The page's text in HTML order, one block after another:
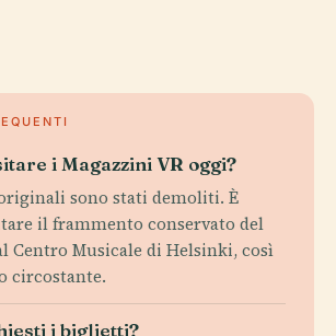
i Magazzini VR oggi?
sono stati demoliti. È
il frammento conservato del
Centro Musicale di Helsinki, così
circostante.
i biglietti?